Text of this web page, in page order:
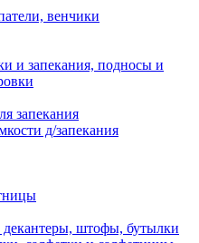
венчики
и запекания, подносы и
запекания
д/запекания
штофы, бутылки